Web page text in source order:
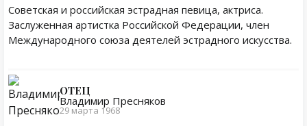
Советская и российская эстрадная певица, актриса.
Заслуженная артистка Российской Федерации, член
Международного союза деятелей эстрадного искусства.
ОТЕЦ
Владимир Пресняков
29 марта 1968